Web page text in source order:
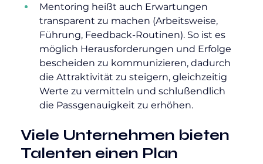
Mentoring heißt auch Erwartungen
transparent zu machen (Arbeitsweise,
Führung, Feedback-Routinen). So ist es
möglich Herausforderungen und Erfolge
bescheiden zu kommunizieren, dadurch
die Attraktivität zu steigern, gleichzeitig
Werte zu vermitteln und schlußendlich
die Passgenauigkeit zu erhöhen.
Viele Unternehmen bieten
Talenten einen Plan